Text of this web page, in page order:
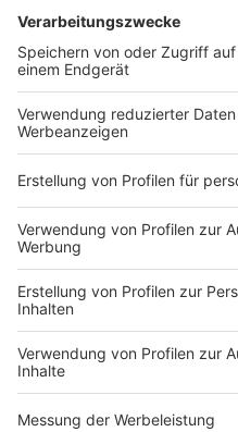
Zustimmung,
Video-
Wir verwenden
Drittanbieters,
einzubetten.
Daten zu
sammeln.
Details durch
Video
powered by
Dennis Maelzer (SPD)